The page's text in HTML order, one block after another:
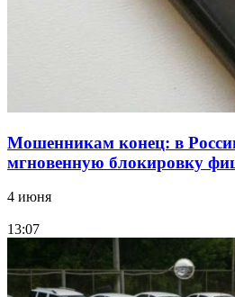
Мошенникам конец: в
мгновенную блокировку
4 июня
13:07